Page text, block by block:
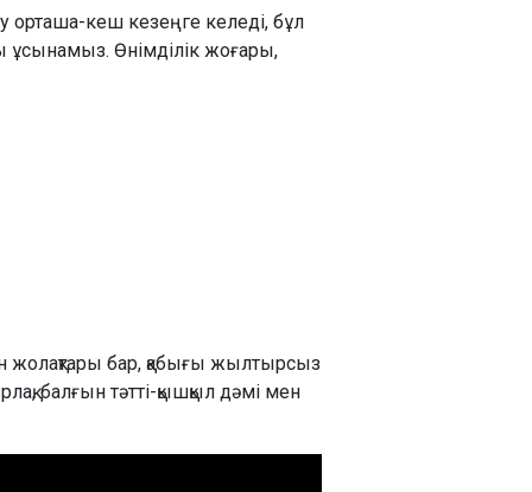
орташа-кеш кезеңге келеді, бұл
ұсынамыз. Өнімділік жоғары,
жолақтары бар, қабығы жылтырсыз
балғын тәтті-қышқыл дәмі мен